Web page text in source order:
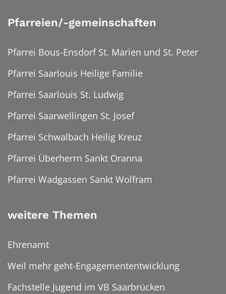
Pfarreien/-gemeinschaften
Pfarrei Bous-Ensdorf St. Marien und St. Peter
Pfarrei Saarlouis Heilige Familie
Pfarrei Saarlouis St. Ludwig
Pfarrei Saarwellingen St. Josef
Pfarrei Schwalbach Heilig Kreuz
Pfarrei Überherrn Sankt Oranna
Pfarrei Wadgassen Sankt Wolfram
weitere Themen
Ehrenamt
Weil mehr geht-Engagemententwicklung
Fachstelle Jugend im VB Saarbrücken